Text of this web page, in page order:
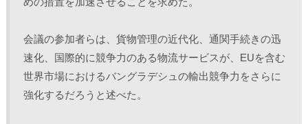
会議の参加者らは、貨物管理の近代化、通関手続きの迅
速化、国際的に競争力のある物流サービスが、EUを含む
世界市場におけるバングラデシュの輸出競争力をさらに
強化するだろうと述べた。